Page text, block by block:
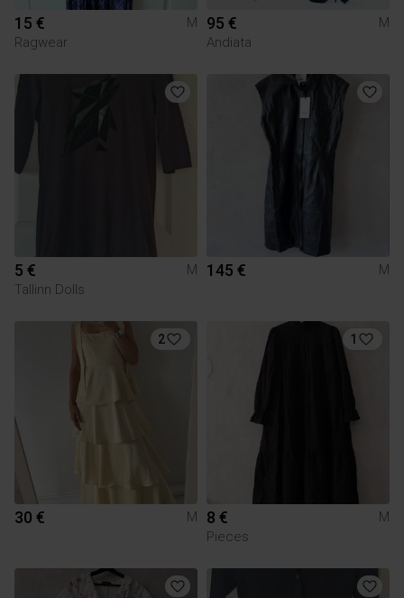
15 €
M
Ragwear
95 €
M
Andiata
5 €
M
Tallinn Dolls
145 € M
2
30 € M
1
8 €
M
Pieces